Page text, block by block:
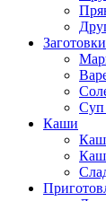
Заготовки
Суп
Каши